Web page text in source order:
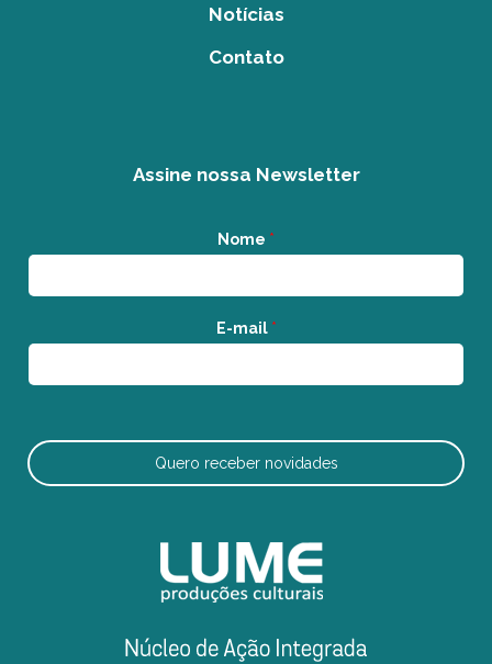
Notícias
Contato
Assine nossa Newsletter
Nome *
E-mail *
Quero receber novidades